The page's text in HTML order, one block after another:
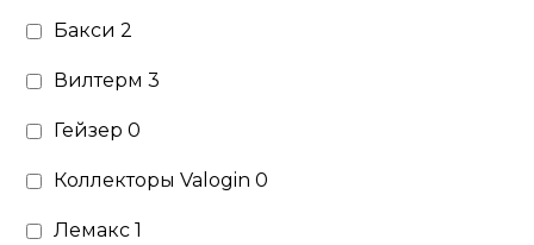
Бакси2
Вилтерм3
Гейзер0
Коллекторы Valogin0
Лемакс1